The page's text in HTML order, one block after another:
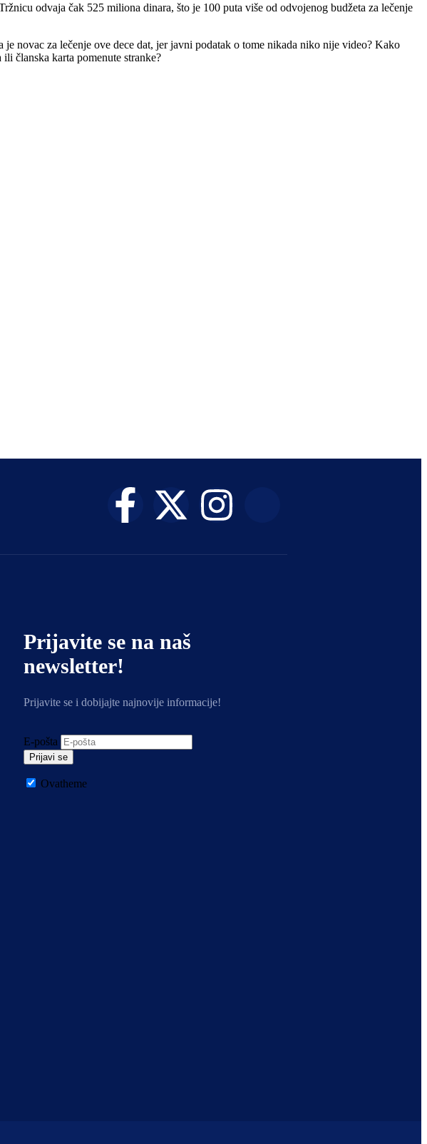
odvaja čak 525 miliona dinara, što je 100 puta više od odvojenog budžeta za lečenje
novac za lečenje ove dece dat, jer javni podatak o tome nikada niko nije video? Kako
članska karta pomenute stranke?
Prijavite se na naš
newsletter!
Prijavite se i dobijajte najnovije informacije!
E-pošta
Prijavi se
Ovatheme